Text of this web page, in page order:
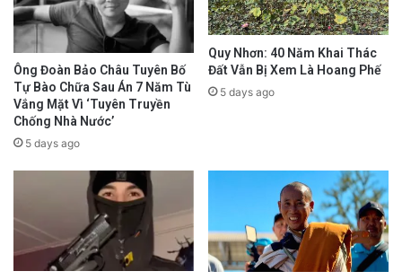
Ông Đoàn Bảo Châu Tuyên Bố
Tự Bào Chữa Sau Án 7 Năm Tù
Vắng Mặt Vì ‘Tuyên Truyền
Chống Nhà Nước’
5 days ago
Quy Nhơn: 40 Năm Khai Thác
Đất Vẫn Bị Xem Là Hoang Phế
5 days ago